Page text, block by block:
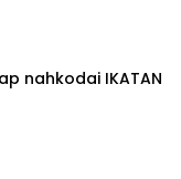
nahkodai IKATAN